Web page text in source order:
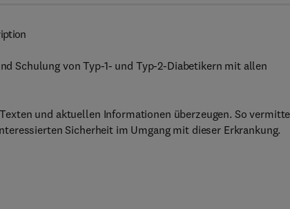
Schulung von Typ-1- und Typ-2-Diabetikern mit allen
und aktuellen Informationen überzeugen. So
Sicherheit im Umgang mit dieser Erkrankung.